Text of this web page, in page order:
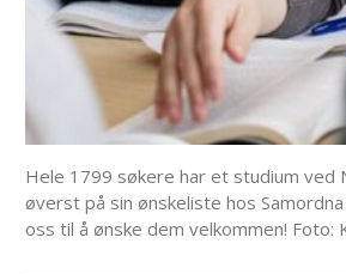
Hele 1799 søkere har et studium ved
øverst på sin ønskeliste hos
oss til å ønske dem velkommen! Foto: